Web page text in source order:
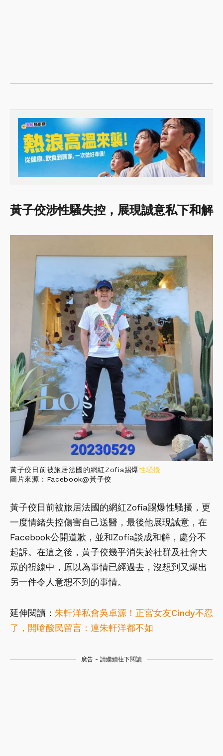
黃子佼涉性騷失控，展現誠意私下和解
黃子佼日前被旅居法國的網紅Zofia踢爆性騷擾
圖片來源： Facebook@黃子佼
黃子佼日前被旅居法國的網紅Zofia踢爆性騷擾，更
一度情緒失控傷害自己送醫，最後他展現誠意，在
Facebook公開道歉，並和Zofia談成和解，處分不
起訴。在這之後，黃子佼幾乎消失於社群及社會大
眾的視線中，原以為事情已經過去，沒想到又爆出
另一件令人意想不到的事情。
延伸閱讀： 朱軒洋私會吳卓源！正宮女友Cindy不忍
了，開嗆酸民留言：連朱軒洋都不如
廣告 - 請繼續往下閱讀